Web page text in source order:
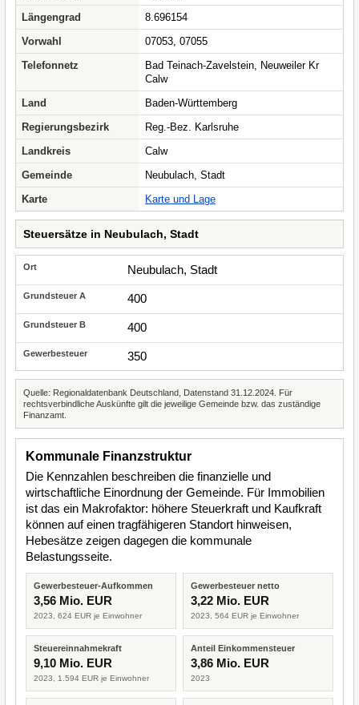
Längengrad
8.696154
Vorwahl
07053, 07055
Telefonnetz
Bad Teinach-Zavelstein, Neuweiler Kr
Calw
Land
Baden-Württemberg
Regierungsbezirk
Reg.-Bez. Karlsruhe
Landkreis
Calw
Gemeinde
Neubulach, Stadt
Karte
Karte und Lage
Steuersätze in Neubulach, Stadt
Neubulach, Stadt
400
400
350
Quelle: Regionaldatenbank Deutschland, Datenstand 31.12.2024. Für
rechtsverbindliche Auskünfte gilt die jeweilige Gemeinde bzw. das zuständige
Finanzamt.
Kommunale Finanzstruktur
Die Kennzahlen beschreiben die finanzielle und
wirtschaftliche Einordnung der Gemeinde. Für Immobilien
ist das ein Makrofaktor: höhere Steuerkraft und Kaufkraft
können auf einen tragfähigeren Standort hinweisen,
Hebesätze zeigen dagegen die kommunale
Belastungsseite.
Gewerbesteuer-Aufkommen
3,56 Mio. EUR
2023, 624 EUR je Einwohner
Gewerbesteuer netto
3,22 Mio. EUR
2023, 564 EUR je Einwohner
Steuereinnahmekraft
9,10 Mio. EUR
2023, 1.594 EUR je Einwohner
Anteil Einkommensteuer
3,86 Mio. EUR
2023